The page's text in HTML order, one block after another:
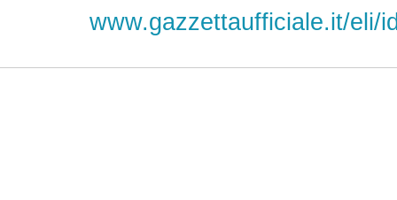
www.gazzettaufficiale.it/eli/